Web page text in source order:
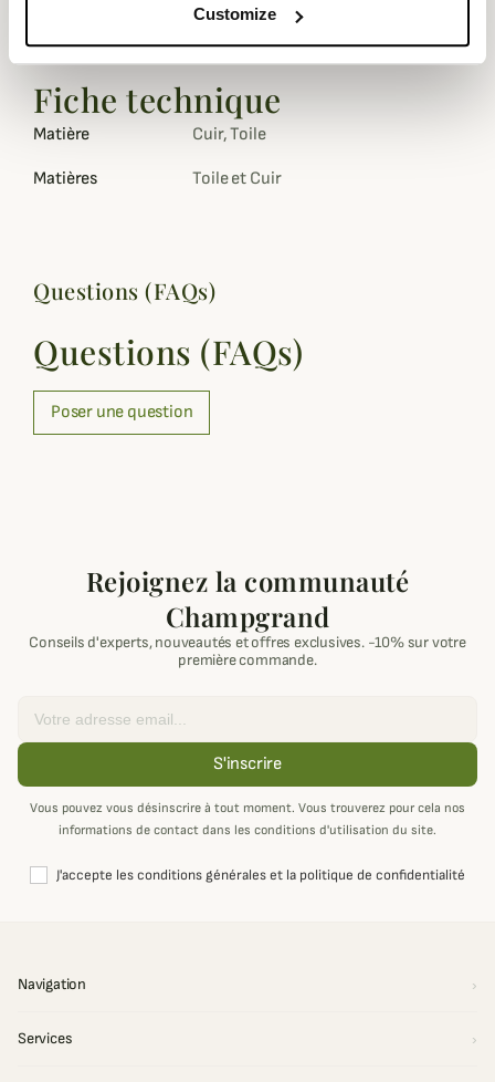
Customize
Les différents coloris proposés pourront facilement
s'associer avec tous types de vêtements.
Fiche technique
Matière Cuir, Toile
Matières Toile et Cuir
Questions (FAQs)
Questions (FAQs)
Poser une question
Rejoignez la communauté
Champgrand
Conseils d'experts, nouveautés et offres exclusives. -10% sur votre
première commande.
S'inscrire
Vous pouvez vous désinscrire à tout moment. Vous trouverez pour cela nos
informations de contact dans les conditions d'utilisation du site.
J'accepte les conditions générales et la politique de confidentialité
Navigation
Services